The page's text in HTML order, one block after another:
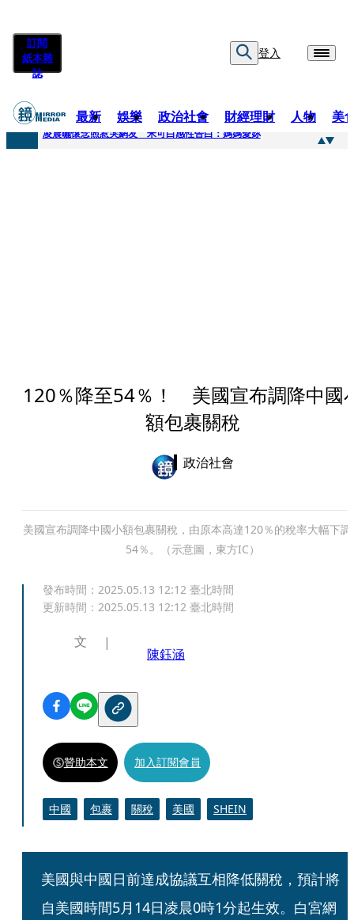
訂閱
紙本雜
誌
登入
最新 娛樂 政治社會 財經理財 人物 美
快訊
凌晨曬懷念照惹哭網友 米可白感性告白：媽媽愛妳
120％降至54％！ 美國宣布調降中國
額包裹關稅
政治社會
美國宣布調降中國小額包裹關稅，由原本高達120％的稅率大幅下
54％。（示意圖，東方IC）
發布時間： 2025.05.13 12:12 臺北時間
更新時間： 2025.05.13 12:12 臺北時間
文
陳鈺涵
贊助本文 加入訂閱會員
中國 包裹 關稅 美國 SHEIN
美國與中國日前達成協議互相降低關稅，預計將
自美國時間5月14日凌晨0時1分起生效。白宮網